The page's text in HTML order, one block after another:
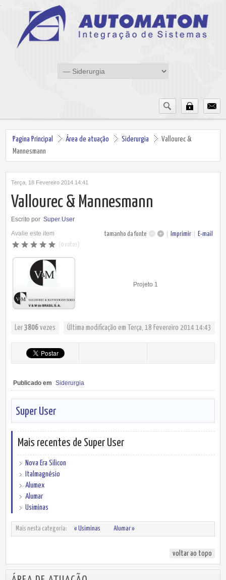
Pagina Principal Área de atuação Siderurgia
Vallourec &
Mannesmann
Terça, 18 Fevereiro 2014 14:41
Vallourec & Mannesmann
Escrito porSuper User
tamanho da fonte Imprimir E-mail
Avalie este item
(0 votos)
Projeto 1
Ler3806 vezes Última modificação em Terça, 18 Fevereiro 2014 14:43
Publicado em Siderurgia
Super User
Mais recentes de Super User
Nova Era Silicon
Italmagnésio
Alumex
Alumar
Usiminas
Mais nesta categoria: « Usiminas Alumar »
voltar ao topo